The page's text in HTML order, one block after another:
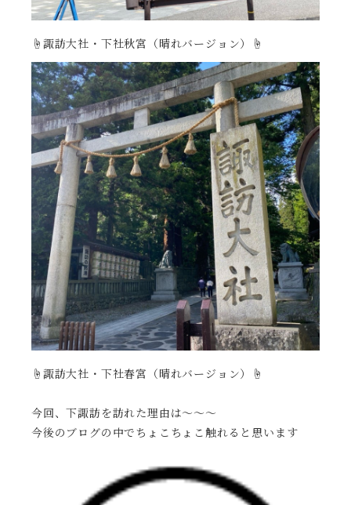
☝️諏訪大社・下社秋宮（晴れバージョン）☝️
☝️諏訪大社・下社春宮（晴れバージョン）☝️
今回、下諏訪を訪れた理由は〜〜〜
今後のブログの中でちょこちょこ触れると思います